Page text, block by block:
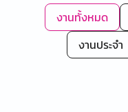
งานทั้งหมด
งานประจำ